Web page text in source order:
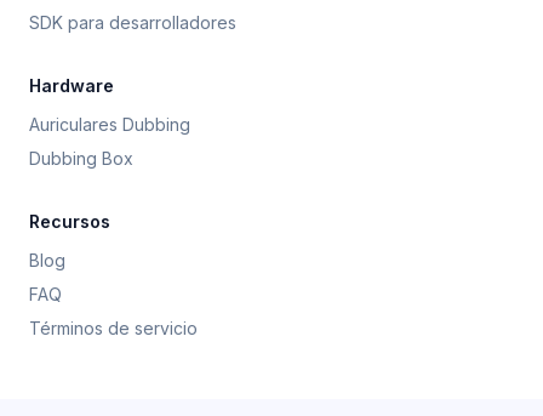
SDK para desarrolladores
Hardware
Auriculares Dubbing
Dubbing Box
Recursos
Blog
FAQ
Términos de servicio